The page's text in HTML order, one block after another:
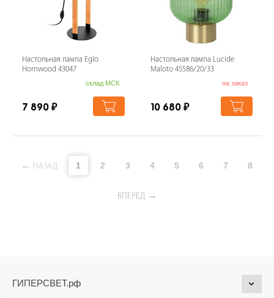
Настольная лампа Eglo
Hornwood 43047
склад МСК
7 890 ₽
Настольная лампа Lucide
Maloto 45586/20/33
на заказ
10 680 ₽
НАЗАД 1 2 3 4 5 6 7 8
ВПЕРЕД
ГИПЕРСВЕТ.рф